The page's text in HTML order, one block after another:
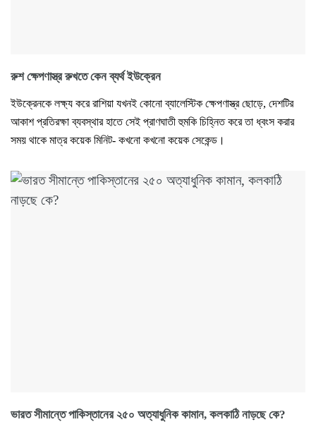
রুশ ক্ষেপণাস্ত্র রুখতে কেন ব্যর্থ ইউক্রেন
ইউক্রেনকে লক্ষ্য করে রাশিয়া যখনই কোনো ব্যালেস্টিক ক্ষেপণাস্ত্র ছোড়ে, দেশটির
আকাশ প্রতিরক্ষা ব্যবস্থার হাতে সেই প্রাণঘাতী হুমকি চিহ্নিত করে তা ধ্বংস করার
সময় থাকে মাত্র কয়েক মিনিট- কখনো কখনো কয়েক সেকেন্ড।
ভারত সীমান্তে পাকিস্তানের ২৫০ অত্যাধুনিক কামান, কলকাঠি নাড়ছে কে?